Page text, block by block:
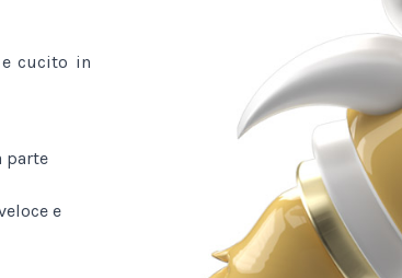
cucito in
parte
e